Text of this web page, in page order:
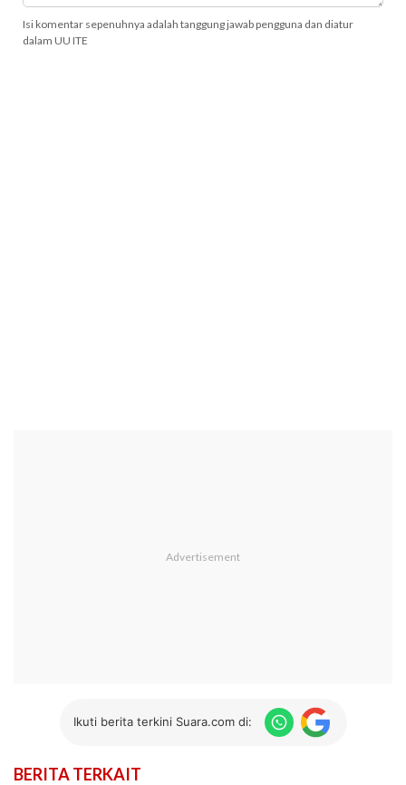
Isi komentar sepenuhnya adalah tanggung jawab pengguna dan diatur
dalam UU ITE
Ikuti berita terkini Suara.com di:
BERITA TERKAIT